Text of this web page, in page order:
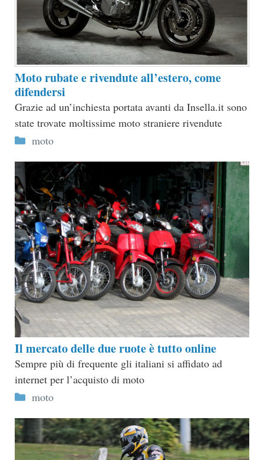
Moto rubate e rivendute all’estero, come
difendersi
Grazie ad un’inchiesta portata avanti da Insella.it sono
state trovate moltissime moto straniere rivendute
Categorie
moto
Il mercato delle due ruote è tutto online
Sempre più di frequente gli italiani si affidato ad
internet per l’acquisto di moto
Categorie
moto